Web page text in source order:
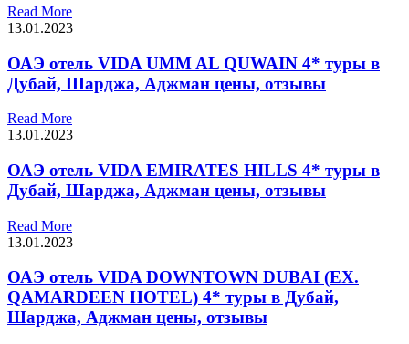
Read More
13.01.2023
ОАЭ отель VIDA UMM AL QUWAIN 4* туры в
Дубай, Шарджа, Аджман цены, отзывы
Read More
13.01.2023
ОАЭ отель VIDA EMIRATES HILLS 4* туры в
Дубай, Шарджа, Аджман цены, отзывы
Read More
13.01.2023
ОАЭ отель VIDA DOWNTOWN DUBAI (EX.
QAMARDEEN HOTEL) 4* туры в Дубай,
Шарджа, Аджман цены, отзывы